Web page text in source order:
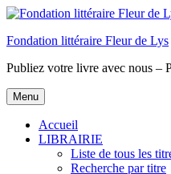
Aller
contenu
Fondation littéraire Fleur de Lys
Publiez votre livre avec nous –
Menu
Accueil
LIBRAIRIE
Liste de tous les
Recherche par titre